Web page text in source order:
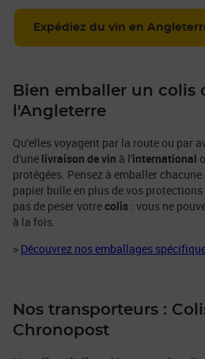
Expédiez du vin en
Bien emballer un colis
l'Angleterre
Qu'elles voyagent par la route ou par
d'une livraison de vin à l'international
protégées. Pensez à emballer chacune
papier bulle en plus de vos
pas de peser votrecolis : vous ne
à la fois.
> Découvrez nos emballages
Nos transporteurs :
Chronopost